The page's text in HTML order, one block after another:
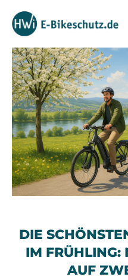
Inhalt
springen
DIE
IM FRÜHLING:
AUF